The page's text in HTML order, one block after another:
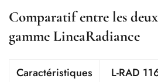
Comparatif entre les
gamme LineaRadiance
Caractéristiques L-RAD